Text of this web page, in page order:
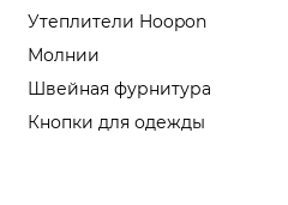
Утеплители Hoopon
Молнии
Швейная фурнитура
Кнопки для одежды